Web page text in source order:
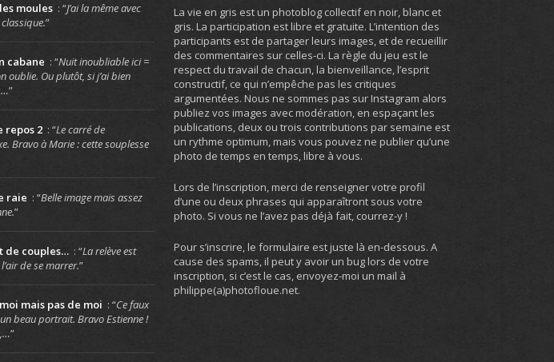
moules : “J’ai la même avec
”
cabane : “Nuit inoubliable ici =
oublie. Ou plutôt, si j’ai bien
”
repos 2 : “Le carré de
Bravo à Marie : cette souplesse
raie : “Belle image mais assez
”
de couples… : “La relève est
de se marrer.”
mais pas de moi : “Ce faux
beau portrait. Bravo Estienne !
”
La vie en gris est un photoblog collectif en noir, blanc et
gris. La participation est libre et gratuite. L’intention des
participants est de partager leurs images, et de recueillir
des commentaires sur celles-ci. La règle du jeu est le
respect du travail de chacun, la bienveillance, l’esprit
constructif, ce qui n’empêche pas les critiques
argumentées. Nous ne sommes pas sur Instagram alors
publiez vos images avec modération, en espaçant les
publications, deux ou trois contributions par semaine est
un rythme optimum, mais vous pouvez ne publier qu’une
photo de temps en temps, libre à vous.
Lors de l’inscription, merci de renseigner votre profil
d’une ou deux phrases qui apparaîtront sous votre
photo. Si vous ne l’avez pas déjà fait, courrez-y !
Pour s’inscrire, le formulaire est juste là en-dessous. A
cause des spams, il peut y avoir un bug lors de votre
inscription, si c’est le cas, envoyez-moi un mail à
philippe(a)photofloue.net.